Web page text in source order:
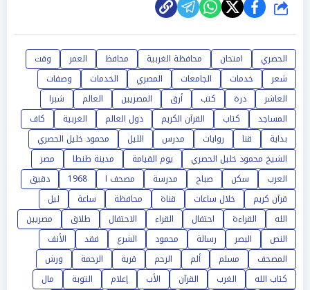
شارك
الحصري امتحان محافظة الغربية محافظ العمر
وقت
شعر
خدمات الجامعات المصري الخدمات
وصفات
العاشر
درة كتب أرق المصريين العالم
شبرا
المساجد
كتاب القرآن الكريم دول العالم الغربية
كاف
بداية
قنا روايات مدرس الليل
محمود خليل الحصري
الشيخ محمود خليل الحصري
يوم القيامة مدينة طنطا
مصر
العرب
سكن صباح مدرسة مصحف ا 1968
دقيق
قرآن كريم
خلال ساعات قناة محافظة ساعة
ليل
الله
القراءة احتفال القراء الاحتفال طلاق
مصريين
النص
البصر رسالة محمود الشرع فقد
الأنف
المصحف
مسلم ألم الرحم قرية الرحمة
ورش
كتاب الله
الغرب القرآن الأب إعلام التوبة
مال